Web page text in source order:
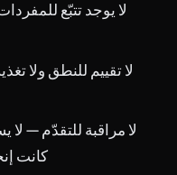
لا يوجد تتبّع
لا تقييم للنطق ولا
لا مراقبة للتقدّم — لا
كانت